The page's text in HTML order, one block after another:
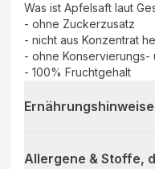
Was ist Apfelsaft laut
- ohne Zuckerzusatz
- nicht aus Konzentrat
- ohne Konservierungs-
- 100% Fruchtgehalt
Ernährungshinweise
Allergene & Stoffe,